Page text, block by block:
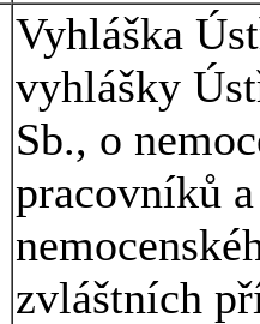
Vyhláška
vyhlášky
Sb., o
pracovníků
zvláštních